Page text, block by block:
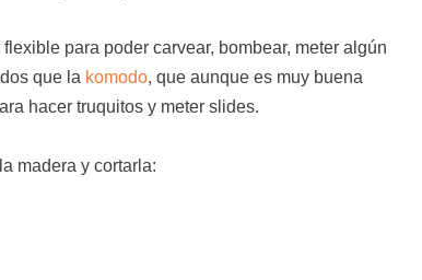
para poder carvear, bombear, meter algún
que la komodo, que aunque es muy buena
hacer truquitos y meter slides.
madera y cortarla: